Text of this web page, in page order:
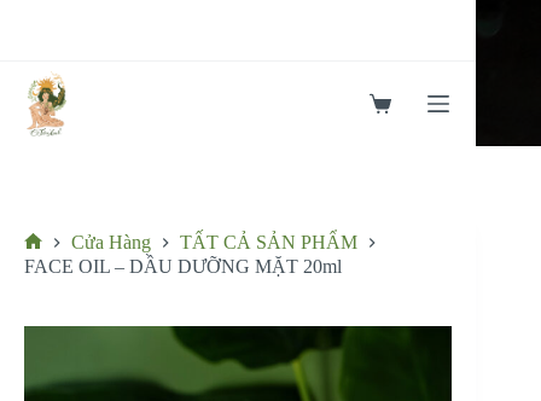
dung
Giỏ
Trang
Cửa Hàng
TẤT CẢ SẢN PHẨM
FACE OIL – DẦU DƯỠNG MẶT 20ml